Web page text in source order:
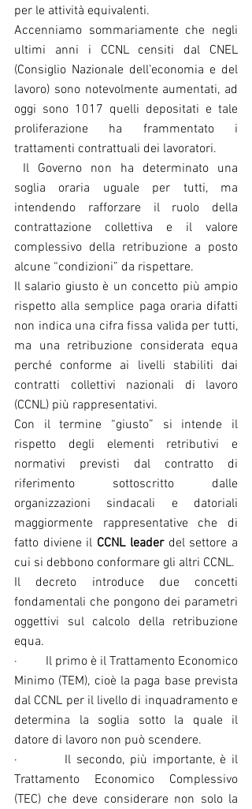
per le attività equivalenti.
Accenniamo sommariamente che negli
ultimi anni i CCNL censiti dal CNEL
(Consiglio Nazionale dell’economia e del
lavoro) sono notevolmente aumentati, ad
oggi sono 1017 quelli depositati e tale
proliferazione ha frammentato i
trattamenti contrattuali dei lavoratori.
Il Governo non ha determinato una
soglia oraria uguale per tutti, ma
intendendo rafforzare il ruolo della
contrattazione collettiva e il valore
complessivo della retribuzione a posto
alcune “condizioni” da rispettare.
Il salario giusto è un concetto più ampio
rispetto alla semplice paga oraria difatti
non indica una cifra fissa valida per tutti,
ma una retribuzione considerata equa
perché conforme ai livelli stabiliti dai
contratti collettivi nazionali di lavoro
(CCNL) più rappresentativi.
Con il termine “giusto” si intende il
rispetto degli elementi retributivi e
normativi previsti dal contratto di
riferimento sottoscritto dalle
organizzazioni sindacali e datoriali
maggiormente rappresentative che di
fatto diviene il CCNL leader del settore a
cui si debbono conformare gli altri CCNL.
Il decreto introduce due concetti
fondamentali che pongono dei parametri
oggettivi sul calcolo della retribuzione
equa.
·         Il primo è il Trattamento Economico
Minimo (TEM), cioè la paga base prevista
dal CCNL per il livello di inquadramento e
determina la soglia sotto la quale il
datore di lavoro non può scendere.
·         Il secondo, più importante, è il
Trattamento Economico Complessivo
(TEC) che deve considerare non solo la